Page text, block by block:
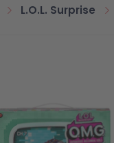
L.O.L. Surprise